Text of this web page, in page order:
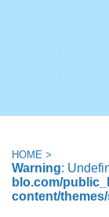
HOME >
Warning:
blo.com/
content/